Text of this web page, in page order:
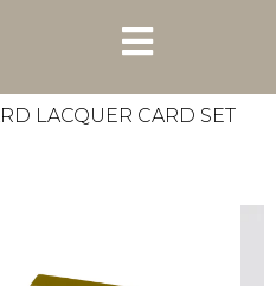
LACQUER CARD SET